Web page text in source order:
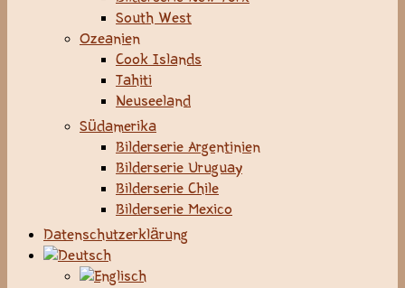
South West
Ozeanien
Cook Islands
Tahiti
Neuseeland
Südamerika
Bilderserie Argentinien
Bilderserie Uruguay
Bilderserie Chile
Bilderserie Mexico
Datenschutzerklärung